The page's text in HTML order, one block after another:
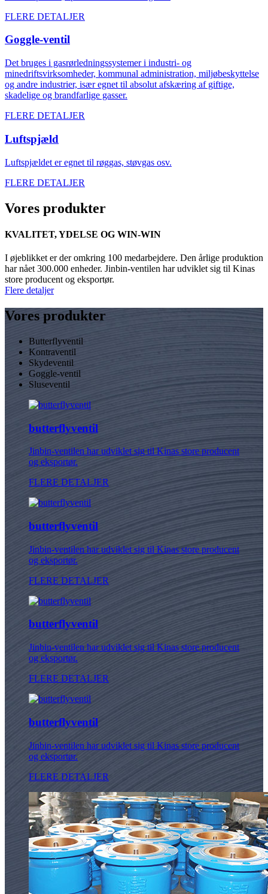
FLERE DETALJER
Goggle-ventil
Det bruges i gasrørledningssystemer i industri- og
minedriftsvirksomheder, kommunal administration, miljøbeskyttelse
og andre industrier, især egnet til absolut afskæring af giftige,
skadelige og brandfarlige gasser.
FLERE DETALJER
Luftspjæld
Luftspjældet er egnet til røggas, støvgas osv.
FLERE DETALJER
Vores produkter
KVALITET, YDELSE OG WIN-WIN
I øjeblikket er der omkring 100 medarbejdere. Den årlige produktion
har nået 300.000 enheder. Jinbin-ventilen har udviklet sig til Kinas
store producent og eksportør.
Flere detaljer
Vores produkter
Butterflyventil
Kontraventil
Skydeventil
Goggle-ventil
Sluseventil
butterflyventil
Jinbin-ventilen har udviklet sig til Kinas store producent
og eksportør.
FLERE DETALJER
butterflyventil
Jinbin-ventilen har udviklet sig til Kinas store producent
og eksportør.
FLERE DETALJER
butterflyventil
Jinbin-ventilen har udviklet sig til Kinas store producent
og eksportør.
FLERE DETALJER
butterflyventil
Jinbin-ventilen har udviklet sig til Kinas store producent
og eksportør.
FLERE DETALJER